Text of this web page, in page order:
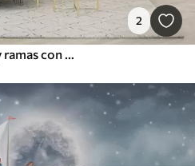
2
Abstracto flores brillantes y ramas con salpicaduras de pintura acuarela húmeda